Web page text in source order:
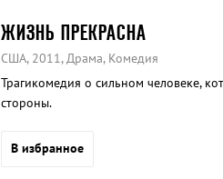
ЖИЗНЬ ПРЕКРАСНА
США, 2011, Драма, Комедия
Трагикомедия о сильном человеке,
стороны.
В избранное